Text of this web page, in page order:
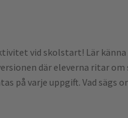
vid skolstart! Lär
där eleverna ritar
på varje uppgift. Vad